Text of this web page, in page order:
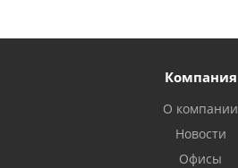
Компания
О компании
Новости
Офисы